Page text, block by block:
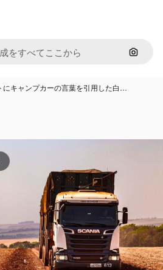
画像で
にキャンプカーの言葉を引用した白…